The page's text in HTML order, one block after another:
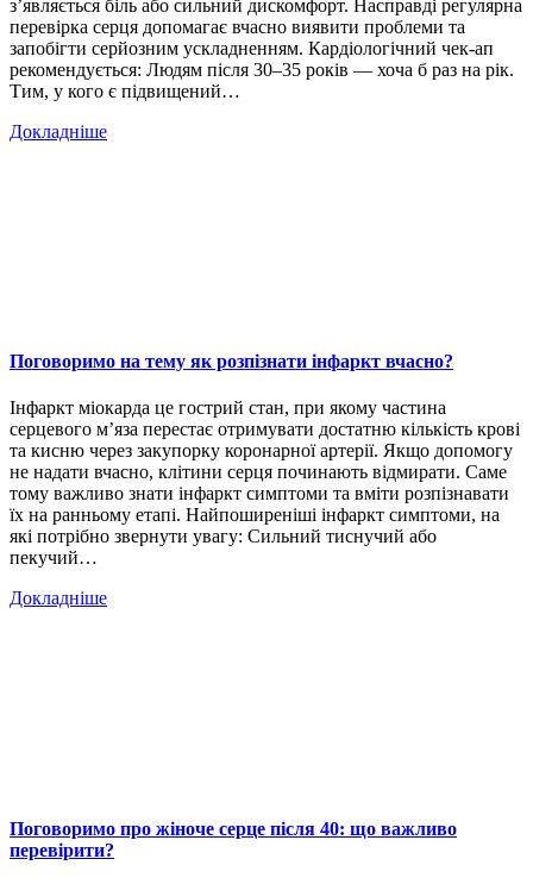
з’являється біль або сильний дискомфорт. Насправді регулярна
перевірка серця допомагає вчасно виявити проблеми та
запобігти серйозним ускладненням. Кардіологічний чек-ап
рекомендується: Людям після 30–35 років — хоча б раз на рік.
Тим, у кого є підвищений…
Докладніше
Поговоримо на тему як розпізнати інфаркт вчасно?
Інфаркт міокарда це гострий стан, при якому частина
серцевого м’яза перестає отримувати достатню кількість крові
та кисню через закупорку коронарної артерії. Якщо допомогу
не надати вчасно, клітини серця починають відмирати. Саме
тому важливо знати інфаркт симптоми та вміти розпізнавати
їх на ранньому етапі. Найпоширеніші інфаркт симптоми, на
які потрібно звернути увагу: Сильний тиснучий або
пекучий…
Докладніше
Поговоримо про жіноче серце після 40: що важливо
перевірити?